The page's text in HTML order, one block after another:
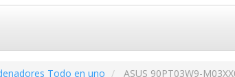
Todo en uno ASUS 90PT03W9-